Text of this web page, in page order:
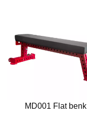
MD001 Flat benk